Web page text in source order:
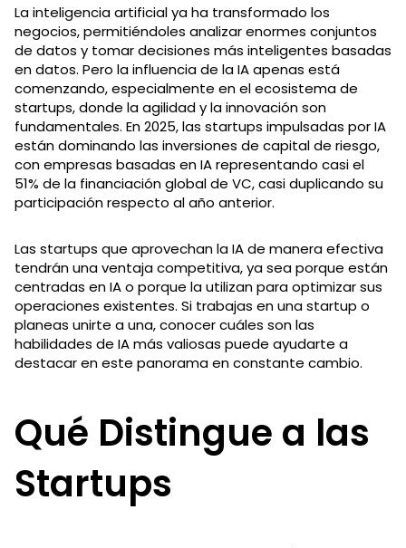
La inteligencia artificial ya ha transformado los
negocios, permitiéndoles analizar enormes conjuntos
de datos y tomar decisiones más inteligentes basadas
en datos. Pero la influencia de la IA apenas está
comenzando, especialmente en el ecosistema de
startups, donde la agilidad y la innovación son
fundamentales. En 2025, las startups impulsadas por IA
están dominando las inversiones de capital de riesgo,
con empresas basadas en IA representando casi el
51% de la financiación global de VC, casi duplicando su
participación respecto al año anterior.
Las startups que aprovechan la IA de manera efectiva
tendrán una ventaja competitiva, ya sea porque están
centradas en IA o porque la utilizan para optimizar sus
operaciones existentes. Si trabajas en una startup o
planeas unirte a una, conocer cuáles son las
habilidades de IA más valiosas puede ayudarte a
destacar en este panorama en constante cambio.
Qué Distingue a las
Startups